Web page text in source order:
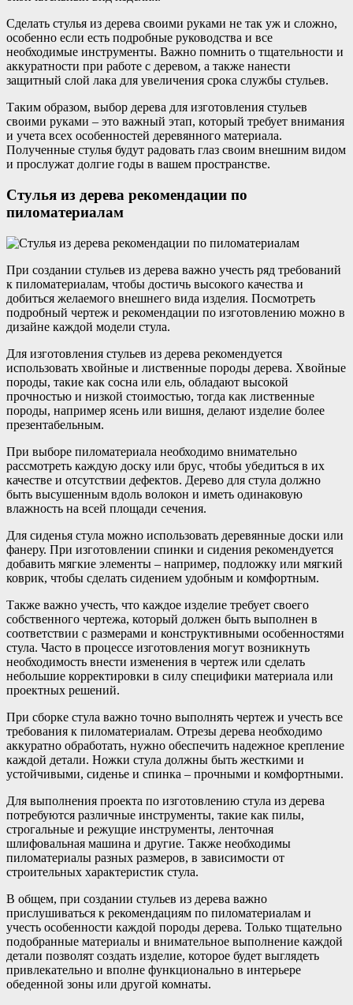
Сделать стулья из дерева своими руками не так уж и сложно,
особенно если есть подробные руководства и все
необходимые инструменты. Важно помнить о тщательности и
аккуратности при работе с деревом, а также нанести
защитный слой лака для увеличения срока службы стульев.
Таким образом, выбор дерева для изготовления стульев
своими руками – это важный этап, который требует внимания
и учета всех особенностей деревянного материала.
Полученные стулья будут радовать глаз своим внешним видом
и прослужат долгие годы в вашем пространстве.
Стулья из дерева рекомендации по
пиломатериалам
При создании стульев из дерева важно учесть ряд требований
к пиломатериалам, чтобы достичь высокого качества и
добиться желаемого внешнего вида изделия. Посмотреть
подробный чертеж и рекомендации по изготовлению можно в
дизайне каждой модели стула.
Для изготовления стульев из дерева рекомендуется
использовать хвойные и лиственные породы дерева. Хвойные
породы, такие как сосна или ель, обладают высокой
прочностью и низкой стоимостью, тогда как лиственные
породы, например ясень или вишня, делают изделие более
презентабельным.
При выборе пиломатериала необходимо внимательно
рассмотреть каждую доску или брус, чтобы убедиться в их
качестве и отсутствии дефектов. Дерево для стула должно
быть высушенным вдоль волокон и иметь одинаковую
влажность на всей площади сечения.
Для сиденья стула можно использовать деревянные доски или
фанеру. При изготовлении спинки и сидения рекомендуется
добавить мягкие элементы – например, подложку или мягкий
коврик, чтобы сделать сидением удобным и комфортным.
Также важно учесть, что каждое изделие требует своего
собственного чертежа, который должен быть выполнен в
соответствии с размерами и конструктивными особенностями
стула. Часто в процессе изготовления могут возникнуть
необходимость внести изменения в чертеж или сделать
небольшие корректировки в силу специфики материала или
проектных решений.
При сборке стула важно точно выполнять чертеж и учесть все
требования к пиломатериалам. Отрезы дерева необходимо
аккуратно обработать, нужно обеспечить надежное крепление
каждой детали. Ножки стула должны быть жесткими и
устойчивыми, сиденье и спинка – прочными и комфортными.
Для выполнения проекта по изготовлению стула из дерева
потребуются различные инструменты, такие как пилы,
строгальные и режущие инструменты, ленточная
шлифовальная машина и другие. Также необходимы
пиломатериалы разных размеров, в зависимости от
строительных характеристик стула.
В общем, при создании стульев из дерева важно
прислушиваться к рекомендациям по пиломатериалам и
учесть особенности каждой породы дерева. Только тщательно
подобранные материалы и внимательное выполнение каждой
детали позволят создать изделие, которое будет выглядеть
привлекательно и вполне функционально в интерьере
обеденной зоны или другой комнаты.